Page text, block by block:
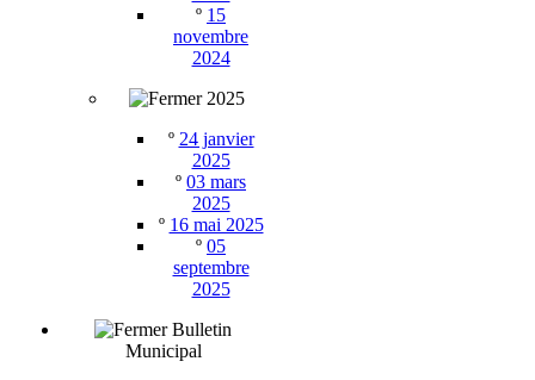
º 15
novembre
2024
2025
º 24 janvier
2025
º 03 mars
2025
º 16 mai 2025
º 05
septembre
2025
Bulletin
Municipal